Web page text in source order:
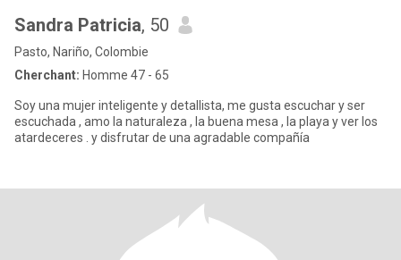
Sandra Patricia, 50
Pasto, Nariño, Colombie
Cherchant: Homme 47 - 65
Soy una mujer inteligente y detallista, me gusta escuchar y ser
escuchada , amo la naturaleza , la buena mesa , la playa y ver los
atardeceres . y disfrutar de una agradable compañía